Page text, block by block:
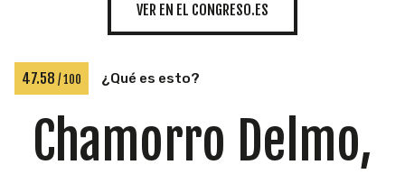
TEMÁTICAS
VER EN EL CONGRESO.ES
47.58 / 100 ¿Qué es esto?
Chamorro Delmo,